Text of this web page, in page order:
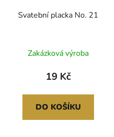
Svatební placka No. 21
Zakázková výroba
19 Kč
DO KOŠÍKU